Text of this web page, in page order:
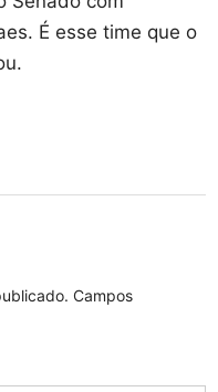
É esse time que o
Campos